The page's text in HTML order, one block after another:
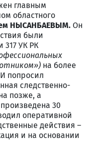
главным
областного
НЫСАНБАЕВЫМ. Он
были
317 УК РК
») на более
И попросил
следственно-
позже, а
30
оперативной
действия –
и на основании